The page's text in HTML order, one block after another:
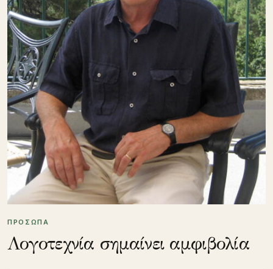
ΠΡΟΣΩΠΑ
Λογοτεχνία σημαίνει αμφιβολία